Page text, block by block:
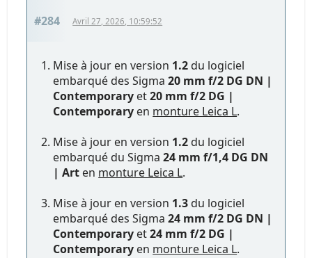
#284 Avril 27, 2026, 10:59:52
Mise à jour en version 1.2 du logiciel
embarqué des Sigma20 mm f/2 DG DN |
Contemporary et20 mm f/2 DG |
Contemporary en monture Leica L.
Mise à jour en version 1.2 du logiciel
embarqué du Sigma24 mm f/1,4 DG DN
| Art en monture Leica L.
Mise à jour en version 1.3 du logiciel
embarqué des Sigma24 mm f/2 DG DN |
Contemporary et24 mm f/2 DG |
Contemporary en monture Leica L.